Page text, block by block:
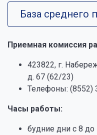
База среднего
Приемная комиссия
423822, г.
д. 67 (62/23)
Телефоны: (8552)
Часы работы:
будние дни с 8 до